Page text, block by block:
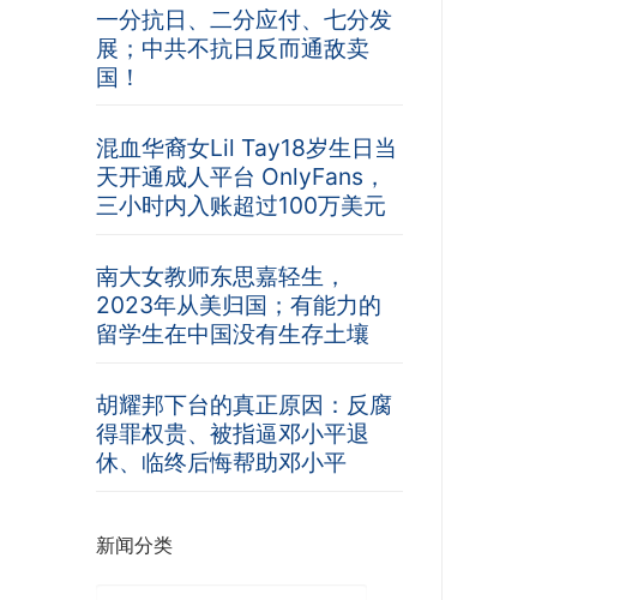
一分抗日、二分应付、七分发
展；中共不抗日反而通敌卖
国！
混血华裔女Lil Tay18岁生日当
天开通成人平台 OnlyFans，
三小时内入账超过100万美元
南大女教师东思嘉轻生，
2023年从美归国；有能力的
留学生在中国没有生存土壤
胡耀邦下台的真正原因：反腐
得罪权贵、被指逼邓小平退
休、临终后悔帮助邓小平
新闻分类